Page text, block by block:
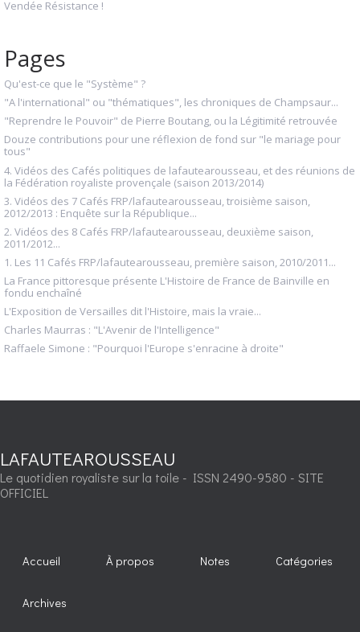
Vendée Résistance !
Pages
Qu'est-ce que le "Système" ?
"A l'international" ou "thématiques", les chroniques de Champsaur...
"Reprendre le Pouvoir" de Pierre Boutang, ou la Légitimité retrouvée
Douze contributions pour une réflexion de fond sur "le mariage pour
tous"
4. Vidéos des Cafés politiques de lafautearousseau, et des réunions de
la Fédération royaliste provençale (saison 2013/2014)
3. Vidéos des 7 Cafés FRP/lafautearousseau, troisième saison,
2012/2013 : Enquête sur la République...
2. Vidéos des 8 Cafés FRP/lafautearousseau, deuxième saison,
2011/2012...
1. Les 11 Cafés FRP/lafautearousseau, première saison, 2010/2011...
La France pittoresque présente L'Histoire de France de Bainville en
fondu enchaîné
L'Exposition de Versailles dit l'Histoire, mais la vraie...
Charles Maurras : "L'Avenir de l'Intelligence"
Raffaele Simone : "Pourquoi l'Europe s'enracine à droite"
LAFAUTEAROUSSEAU
Le quotidien royaliste sur la toile - ISSN 2490-9580 - SITE
OFFICIEL
Accueil À propos Notes Catégories
Archives